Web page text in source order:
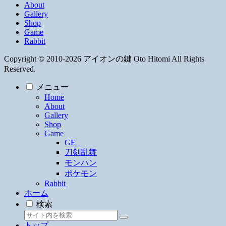
About
Gallery
Shop
Game
Rabbit
Copyright © 2010-2026 アイオンの鍵 Oto Hitomi All Rights
Reserved.
メニュー
Home
About
Gallery
Shop
Game
GE
刀剣乱舞
モンハン
ポケモン
Rabbit
ホーム
検索